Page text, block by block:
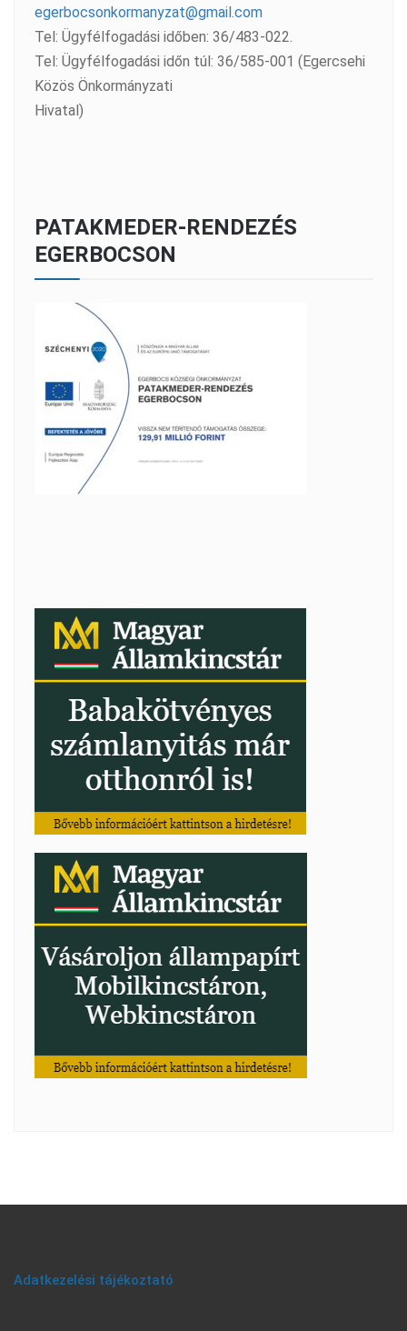
egerbocsonkormanyzat@gmail.com
Tel: Ügyfélfogadási időben: 36/483-022.
Tel: Ügyfélfogadási időn túl: 36/585-001 (Egercsehi
Közös Önkormányzati
Hivatal)
PATAKMEDER-RENDEZÉS
EGERBOCSON
Adatkezelési tájékoztató